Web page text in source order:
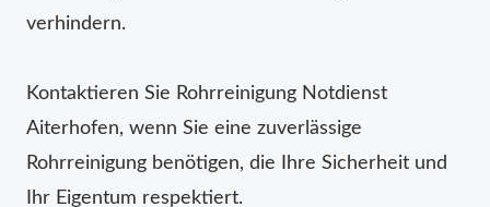
verhindern.
Kontaktieren Sie Rohrreinigung Notdienst
Aiterhofen, wenn Sie eine zuverlässige
Rohrreinigung benötigen, die Ihre Sicherheit und
Ihr Eigentum respektiert.